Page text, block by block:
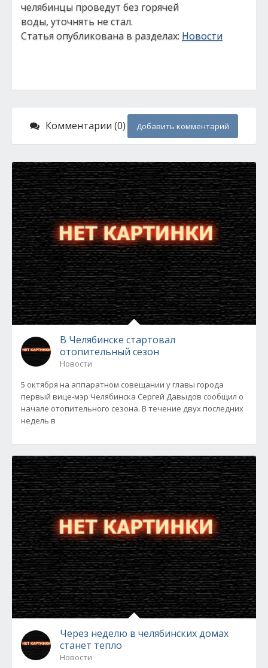
челябинцы проведут без горячей
воды, уточнять не стал.
Статья опубликована в разделах: Новости
Комментарии (0) Добавить комментарий
В Челябинске стартовал
отопительный сезон
Новости
5 октября на аппаратном совещании у главы города
первый вице-мэр Челябинска Сергей Давыдов сообщил о
начале отопительного сезона. В течение двух последних
недель в
Через неделю в челябинских домах
станет тепло
Новости